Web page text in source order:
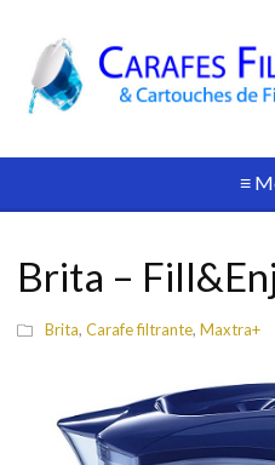
≡
Brita –
Brita, Carafe filtrante, Maxtra+